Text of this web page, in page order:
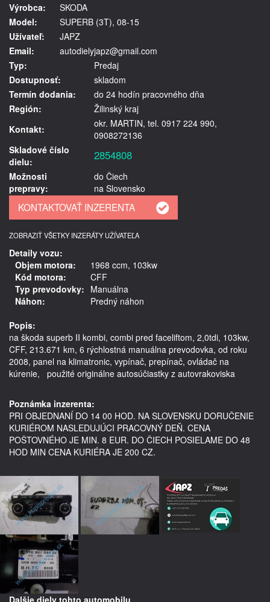
Výrobca:
SKODA
Model:
SUPERB (3T), 08-15
Užívateľ:
JAPZ
Email:
autodielyjapz@gmail.com
Typ:
Predaj
Dostupnosť:
skladom
Termín dodania:
do 24 hodín pracovného dňa
Región:
Žilinský kraj
Kontakt:
okr. MARTIN, tel. 0917 224 990,
0908272136
Skladové číslo
dielu:
2854808
Možnosti
prepravy:
do Čiech
na Slovensko
ZOBRAZIŤ VŠETKY INZERÁTY UŽÍVATEĽA
Detaily vozu:
Objem motora:
1968 ccm, 103kw
Kód motora:
CFF
Typ prevodovky: Manuálna
Náhon:
Predný náhon
Popis:
na škoda superb II kombi, combi pred faceliftom, 2,0tdi, 103kw,
CFF, 213.671 km, 6 rýchlostná manuálna prevodovka, od roku
2008, panel na klimatronic, vypínač, prepínač, ovládač na
kúrenie,   použité originálne autosúčiastky z autovrakoviska
Poznámka inzerenta:
PRI OBJEDNANÍ DO 14 00 HOD. NA SLOVENSKU DORUČENIE
KURIÉROM NASLEDUJÚCI PRACOVNÝ DEŇ. CENA
POŠTOVNÉHO JE MIN. 8 EUR. DO ČIECH POSIELAME DO 48
HOD MIN CENA KURIÉRA JE 200 CZ.
Dalšie diely tohto automobilu